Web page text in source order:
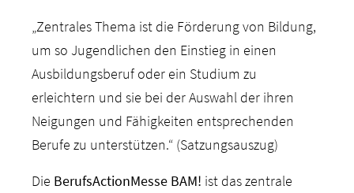
„Zentrales Thema ist die Förderung von Bildung,
um so Jugendlichen den Einstieg in einen
Ausbildungsberuf oder ein Studium zu
erleichtern und sie bei der Auswahl der ihren
Neigungen und Fähigkeiten entsprechenden
Berufe zu unterstützen.“ (Satzungsauszug)
Die BerufsActionMesse BAM! ist das zentrale